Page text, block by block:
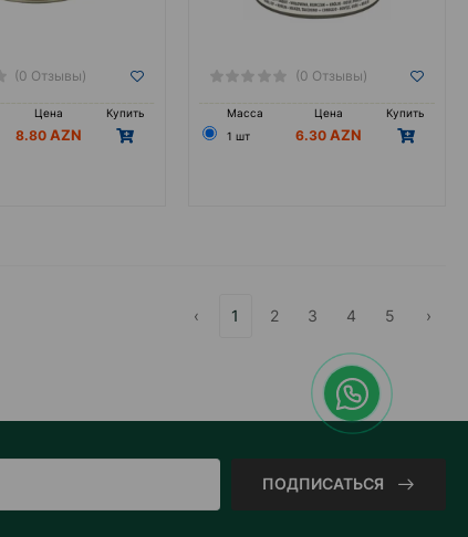
(0 Отзывы)
Цена
Купить
8.80
(0 Отзывы)
Масса Цена
Купить
1 шт
6.30
‹ 1 2 3 4 5 ›
ПОДПИСАТЬСЯ